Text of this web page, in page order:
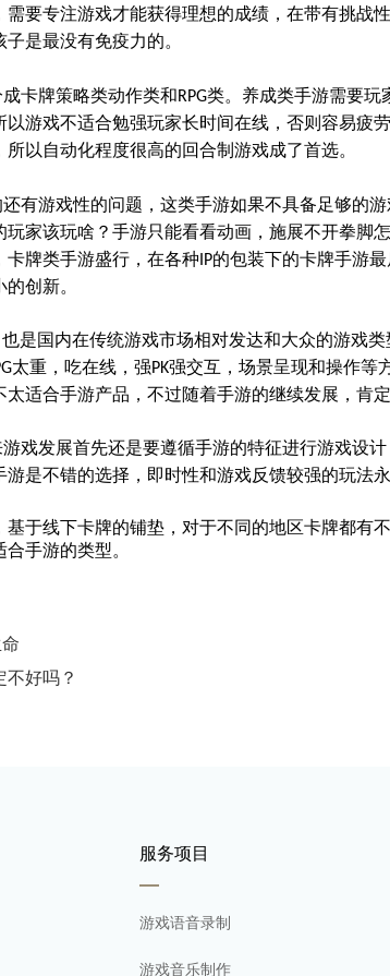
需要专注游戏才能获得理想的成绩，在带有挑战
是最没有免疫力的。
卡牌策略类动作类和RPG类。 养成类手游需要玩
游戏不适合勉强玩家长时间在线，否则容易疲
以自动化程度很高的回合制游戏成了首选。
有游戏性的问题，这类手游如果不具备足够的
家该玩啥？手游只能看看动画，施展不开拳脚
卡牌类手游盛行，在各种 IP的包装下的卡牌手游
创新。
是国内在传统游戏市场相对发达和大众的游戏
太重，吃在线，强PK强交互，场景呈现和操作等
适合手游产品，不过随着手游的继续发展，肯
戏发展首先还是要遵循手游的特征进行游戏设
是不错的选择，即时性和游戏反馈较强的玩法
于线下卡牌的铺垫，对于不同的地区卡牌都有
手游的类型。
好吗？
服务项目
游戏语音录制
游戏音乐制作